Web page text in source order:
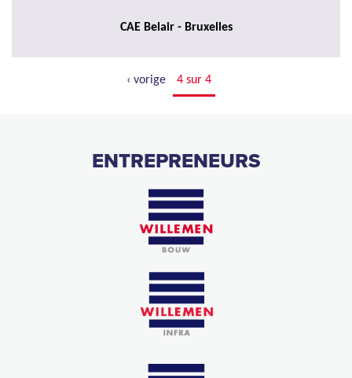
CAE Belair - Bruxelles
‹ vorige 4 sur 4
ENTREPRENEURS